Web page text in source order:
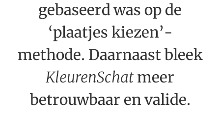
gebaseerd was op de
‘plaatjes kiezen’-
methode. Daarnaast bleek
KleurenSchat meer
betrouwbaar en valide.